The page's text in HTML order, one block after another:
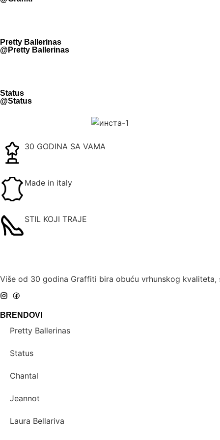
Pretty Ballerinas
@Pretty Ballerinas
Status
@Status
30 GODINA SA VAMA
Made in italy
STIL KOJI TRAJE
Više od 30 godina Graffiti bira obuću vrhunskog
BRENDOVI
Pretty Ballerinas
Status
Chantal
Jeannot
Laura Bellariva